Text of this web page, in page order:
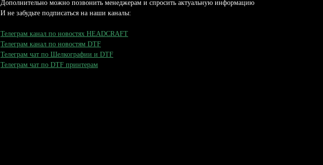
Дополнительно можно позвонить менеджерам и спросить актуальную информацию
И не забудьте подписаться на наши каналы:
Телеграм канал по новостях HEADCRAFT
Телеграм канал по новостям DTF
Телеграм чат по Шелкографии и DTF
Телеграм чат по DTF принтерам